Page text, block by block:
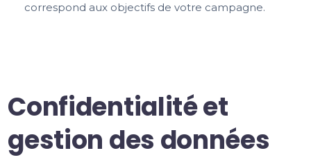
correspond aux objectifs de votre campagne.
Confidentialité et
gestion des données